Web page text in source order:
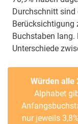
Durchschnitt
Berücksichtigung
Buchstaben lang.
Unterschiede
Würden alle
Alphabet
nur jeweils